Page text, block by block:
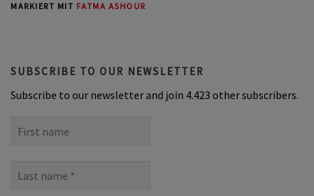
MARKIERT MIT FATMA ASHOUR
SUBSCRIBE TO OUR NEWSLETTER
Subscribe to our newsletter and join 4.423 other subscribers.
name
name